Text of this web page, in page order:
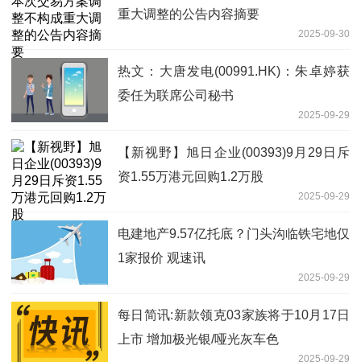
重大调整的公告内容摘要
2025-09-30
热文：大唐发电(00991.HK)：朱卓婷获
委任为联席公司秘书
2025-09-29
【新视野】旭日企业(00393)9月29日斥
资1.55万港元回购1.2万股
2025-09-29
电建地产9.57亿托底？门头沟临铁宅地仅
1家报价 观速讯
2025-09-29
每日简讯:新款领克03家族将于10月17日
上市 增加极光银/哑光灰车色
2025-09-29